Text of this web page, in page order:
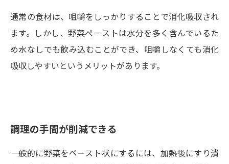
通常の食材は、咀嚼をしっかりすることで消化吸収され
ます。しかし、野菜ぺ－ストは水分を多く含んでいるた
め水なしでも飲み込むことができ、咀嚼しなくても消化
吸収しやすいというメリットがあります。
調理の手間が削減できる
一般的に野菜をペースト状にするには、加熱後にすり潰